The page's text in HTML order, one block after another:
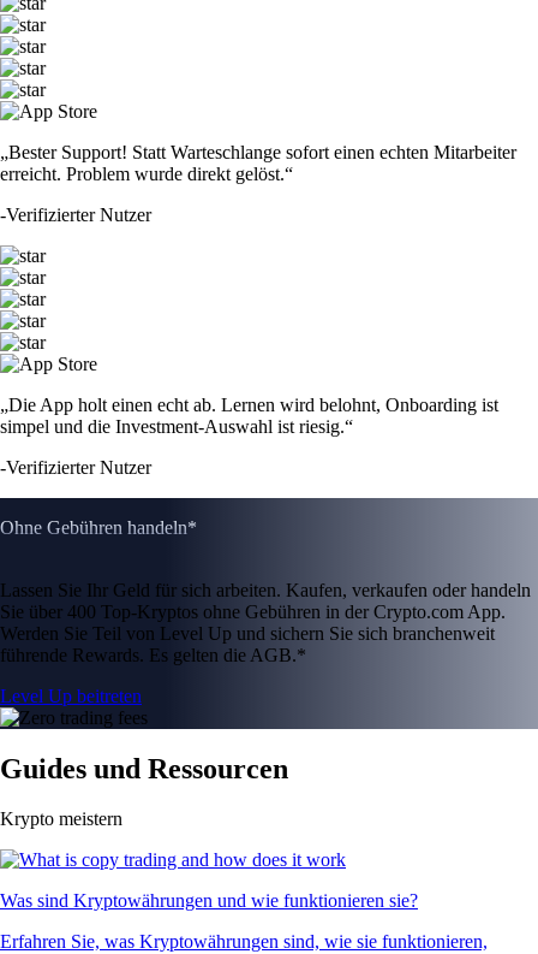
„Bester Support! Statt Warteschlange sofort einen echten Mitarbeiter
erreicht. Problem wurde direkt gelöst.“
-Verifizierter Nutzer
„Die App holt einen echt ab. Lernen wird belohnt, Onboarding ist
simpel und die Investment-Auswahl ist riesig.“
-Verifizierter Nutzer
Ohne Gebühren handeln*
Lassen Sie Ihr Geld für sich arbeiten. Kaufen, verkaufen oder handeln
Sie über 400 Top-Kryptos ohne Gebühren in der Crypto.com App.
Werden Sie Teil von Level Up und sichern Sie sich branchenweit
führende Rewards. Es gelten die AGB.*
Level Up beitreten
Guides und Ressourcen
Krypto meistern
Was sind Kryptowährungen und wie funktionieren sie?
Erfahren Sie, was Kryptowährungen sind, wie sie funktionieren,